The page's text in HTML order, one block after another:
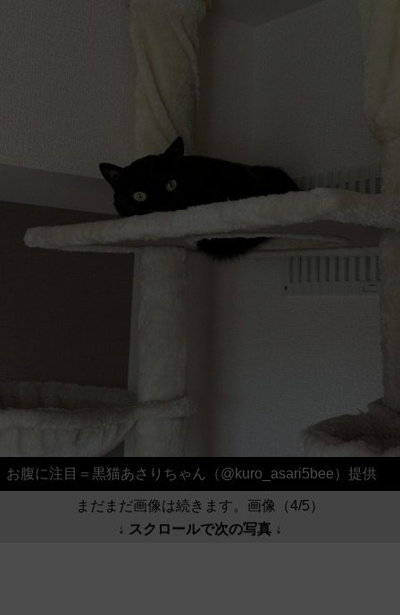
お腹に注目＝黒猫あさりちゃん（@kuro_asari5bee）提供
まだまだ画像は続きます。画像（4/5）
↓ スクロールで次の写真 ↓